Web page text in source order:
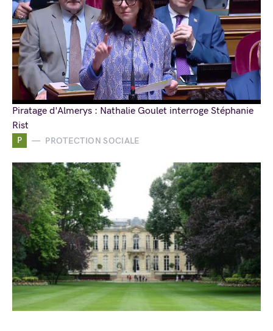
P PROTECTION SOCIALE
Piratage d'Almerys : Nathalie Goulet interroge Stéphanie
Rist